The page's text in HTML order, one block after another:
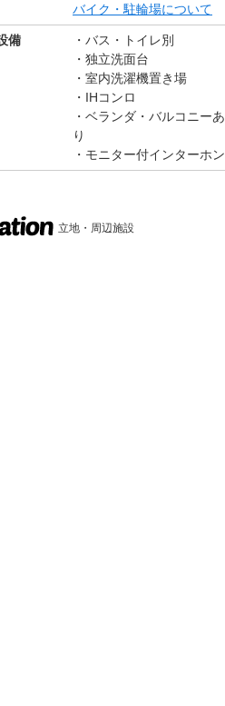
バイク・駐輪場について
備 バス・トイレ別
独立洗面台
室内洗濯機置き場
IHコンロ
ベランダ・バルコニーあ
り
モニター付インターホン
立地・周辺施設